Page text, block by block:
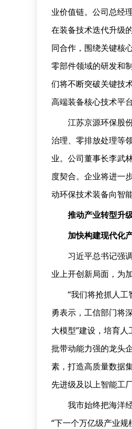
业价值链。公司总经
在装备技术迭代升级
同合作，围绕关键核
零部件领域的研发和
们将不断突破关键技
高端装备核心技术平
江苏京源环保股
治理、零排放处理等
业。公司董事长李武
度契合。企业将进一
动环保技术装备向智
推动产业转型升
加快构建现代化
习近平总书记强
业上开创新局面，为
“我们将抢抓人工
勇表示，工信部门将
大模型”建设，培育
批带动能力强的龙头
素，打造高质量数据
先进级及以上智能工
我市始终把海洋
“下一个万亿级产业